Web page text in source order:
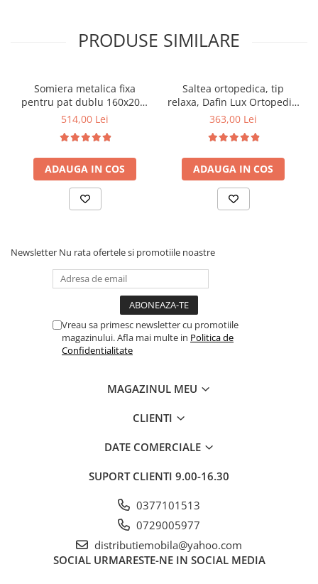
PRODUSE SIMILARE
Somiera metalica fixa
pentru pat dublu 160x200,
6 picioare, 32 lamele lemn
saltea ferm, negru
514,00 Lei
ADAUGA IN COS
Saltea ortopedica, tip
relaxa, Dafin Lux Ortopedic,
90x200x21cm, fermitate
tip Bonell, fata vara-iarna,
sistem de aerisire cu
butoni, Salt Confort
363,00 Lei
ADAUGA IN COS
Newsletter Nu rata ofertele si promotiile noastre
Vreau sa primesc newsletter cu promotiile
magazinului. Afla mai multe in Politica de
Confidentialitate
MAGAZINUL MEU
CLIENTI
DATE COMERCIALE
SUPORT CLIENTI 9.00-16.30
0377101513
0729005977
distributiemobila@yahoo.com
SOCIAL URMARESTE-NE IN SOCIAL MEDIA